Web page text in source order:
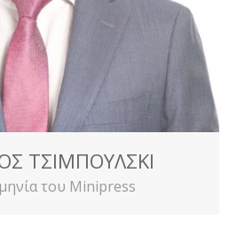
ΤΣΙΜΠΟΎΛΣΚΙ
του Minipress